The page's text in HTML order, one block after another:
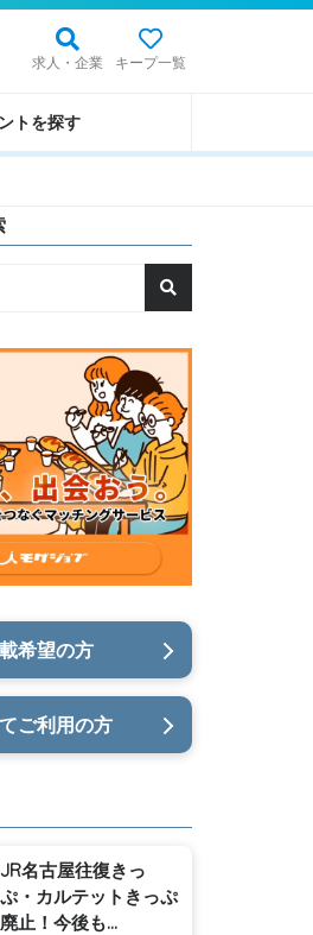
求人・企業 キープ一覧
トを探す
希望の方
ご利用の方
JR名古屋往復きっ
ぷ・カルテットきっぷ
廃止！今後も...